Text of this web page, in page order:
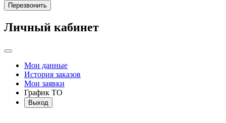
Перезвонить
Личный кабинет
Мои данные
История заказов
Мои заявки
График ТО
Выход